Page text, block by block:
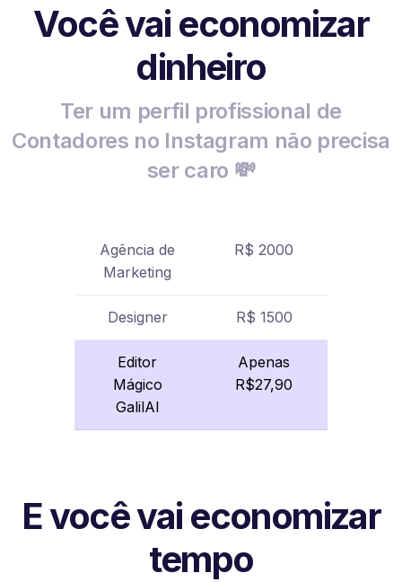
Você vai economizar
dinheiro
Ter um perfil profissional de
Contadores no Instagram não precisa
ser caro 💸
Agência de
Marketing
R$ 2000
Designer R$ 1500
Editor
Mágico
GalilAI
Apenas
R$27,90
E você vai economizar
tempo